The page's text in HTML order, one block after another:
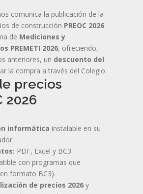
comunica la publicación de la
de construcción PREOC 2026
de Mediciones y
PREMETI 2026, ofreciendo,
anteriores, un descuento del
la compra a través del Colegio.
precios
2026
informática instalable en su
PDF, Excel y BC3
con programas que
formato BC3).
de precios 2026 y